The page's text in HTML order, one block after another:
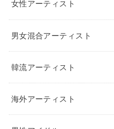
女性アーティスト
男女混合アーティスト
韓流アーティスト
海外アーティスト